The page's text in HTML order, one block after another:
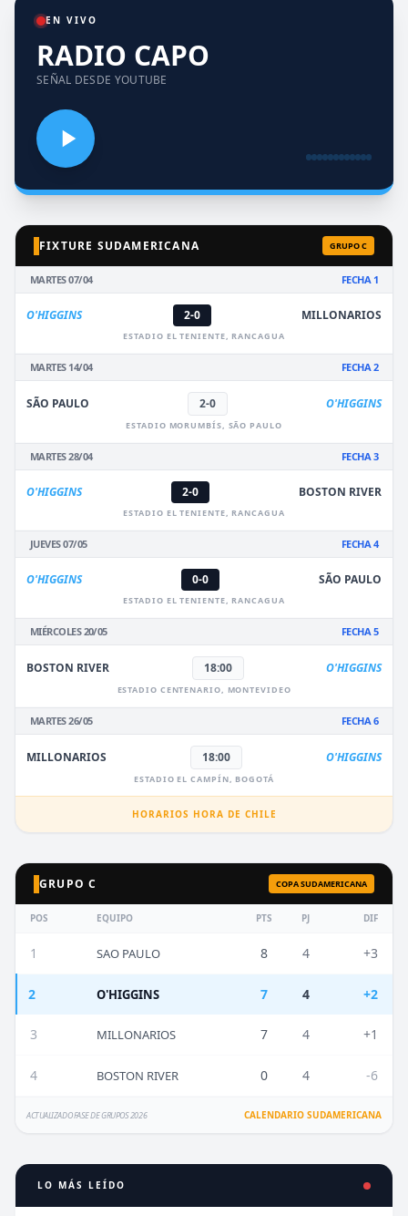
EN VIVO
RADIO CAPO
SEÑAL DESDE YOUTUBE
FIXTURE SUDAMERICANA GRUPO C
MARTES 07/04 FECHA 1
O'HIGGINS 2-0 MILLONARIOS
ESTADIO EL TENIENTE, RANCAGUA
MARTES 14/04 FECHA 2
SÃO PAULO 2-0 O'HIGGINS
ESTADIO MORUMBÍS, SÃO PAULO
MARTES 28/04 FECHA 3
O'HIGGINS 2-0 BOSTON RIVER
ESTADIO EL TENIENTE, RANCAGUA
JUEVES 07/05 FECHA 4
O'HIGGINS 0-0 SÃO PAULO
ESTADIO EL TENIENTE, RANCAGUA
MIÉRCOLES 20/05 FECHA 5
BOSTON RIVER 18:00 O'HIGGINS
ESTADIO CENTENARIO, MONTEVIDEO
MARTES 26/05 FECHA 6
MILLONARIOS 18:00 O'HIGGINS
ESTADIO EL CAMPÍN, BOGOTÁ
HORARIOS HORA DE CHILE
GRUPO C COPA SUDAMERICANA
POS EQUIPO PTS PJ DIF
1 SAO PAULO 8 4 +3
2 O'HIGGINS 7 4 +2
3 MILLONARIOS 7 4 +1
4 BOSTON RIVER 0 4 -6
ACTUALIZADO FASE DE GRUPOS 2026 CALENDARIO SUDAMERICANA
LO MÁS LEÍDO